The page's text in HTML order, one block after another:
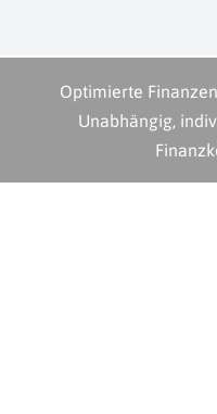
Optimierte
Unabhängig,